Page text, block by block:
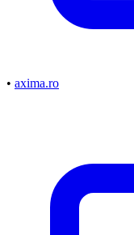
• axima.ro